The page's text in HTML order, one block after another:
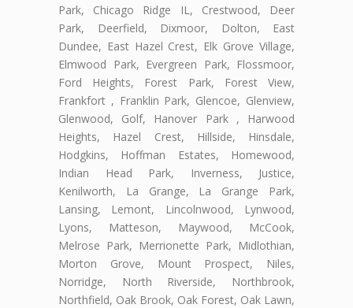
Park, Chicago Ridge IL, Crestwood, Deer
Park, Deerfield, Dixmoor, Dolton, East
Dundee, East Hazel Crest, Elk Grove Village,
Elmwood Park, Evergreen Park, Flossmoor,
Ford Heights, Forest Park, Forest View,
Frankfort , Franklin Park, Glencoe, Glenview,
Glenwood, Golf, Hanover Park , Harwood
Heights, Hazel Crest, Hillside, Hinsdale,
Hodgkins, Hoffman Estates, Homewood,
Indian Head Park, Inverness, Justice,
Kenilworth, La Grange, La Grange Park,
Lansing, Lemont, Lincolnwood, Lynwood,
Lyons, Matteson, Maywood, McCook,
Melrose Park, Merrionette Park, Midlothian,
Morton Grove, Mount Prospect, Niles,
Norridge, North Riverside, Northbrook,
Northfield, Oak Brook, Oak Forest, Oak Lawn,